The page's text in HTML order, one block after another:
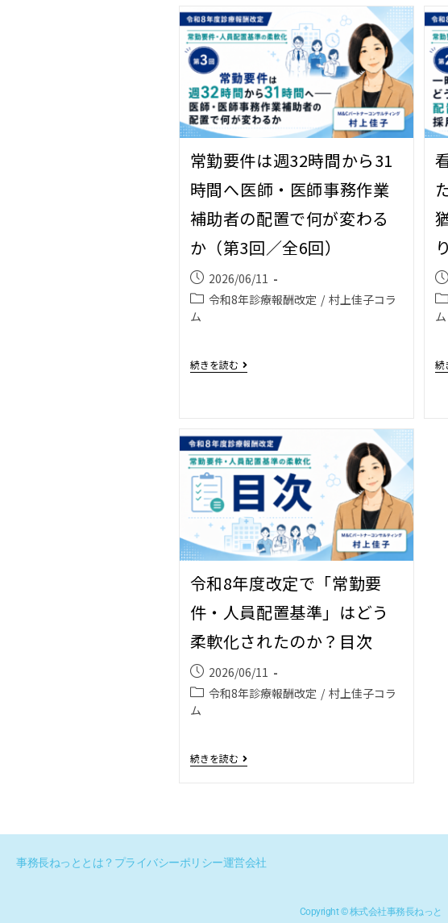
常勤要件は週32時間から31
時間へ――医師・医師事務作業
補助者の配置で何が変わる
か（第3回／全6回）
2026/06/11
令和8年診療報酬改定 / 村上佳子コラ
ム
続きを読む
ム
続
令和8年度改定で「常勤要
件・人員配置基準」はどう
柔軟化されたのか？目次
2026/06/11
令和8年診療報酬改定 / 村上佳子コラ
ム
続きを読む
事務長ねっととは？ プライバシーポリシー運営会社
Copyright © 株式会社事務長ねっと